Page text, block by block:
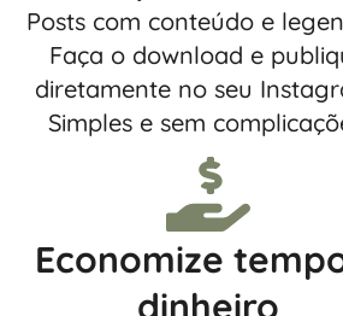
Posts com conteúdo e
Faça o download e
diretamente no seu
Simples e sem
Economize
dinheiro